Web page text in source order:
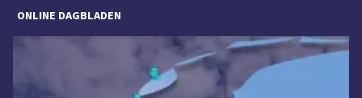
ONLINE DAGBLADEN